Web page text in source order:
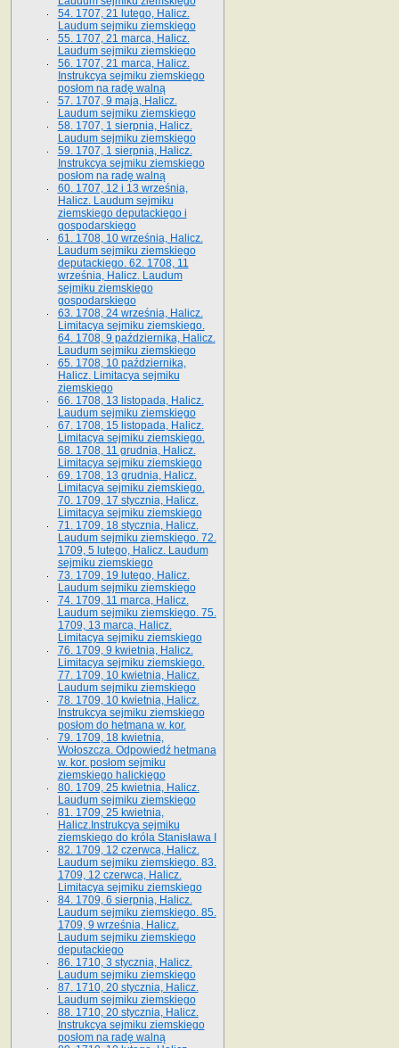
54. 1707, 21 lutego, Halicz.
Laudum sejmiku ziemskiego
55. 1707, 21 marca, Halicz.
Laudum sejmiku ziemskiego
56. 1707, 21 marca, Halicz.
Instrukcya sejmiku ziemskiego
posłom na radę walną
57. 1707, 9 maja, Halicz.
Laudum sejmiku ziemskiego
58. 1707, 1 sierpnia, Halicz.
Laudum sejmiku ziemskiego
59. 1707, 1 sierpnia, Halicz.
Instrukcya sejmiku ziemskiego
posłom na radę walną
60. 1707, 12 i 13 września,
Halicz. Laudum sejmiku
ziemskiego deputackiego i
gospodarskiego
61. 1708, 10 września, Halicz.
Laudum sejmiku ziemskiego
deputackiego. 62. 1708, 11
września, Halicz. Laudum
sejmiku ziemskiego
gospodarskiego
63. 1708, 24 września, Halicz.
Limitacya sejmiku ziemskiego.
64. 1708, 9 października, Halicz.
Laudum sejmiku ziemskiego
65­. 1708, 10 października,
Halicz. Limitacya sejmiku
ziemskiego
66. 1708, 13 listopada, Halicz.
Laudum sejmiku ziemskiego
67. 1708, 15 listopada, Halicz.
Limitacya sejmiku ziemskiego.
68. 1708, 11 grudnia, Halicz.
Limitacya sejmiku ziemskiego
69. 1708, 13 grudnia, Halicz.
Limitacya sejmiku ziemskiego.
70. 1709, 17 stycznia, Halicz.
Limitacya sejmiku ziemskiego
71. 1709, 18 stycznia, Halicz.
Laudum sejmiku ziemskiego. 72.
1709, 5 lutego, Halicz. Laudum
sejmiku ziemskiego
73. 1709, 19 lutego, Halicz.
Laudum sejmiku ziemskiego
74. 1709, 11 marca, Halicz.
Laudum sejmiku ziemskiego. 75.
1709, 13 marca, Halicz.
Limitacya sejmiku ziemskiego
76. 1709, 9 kwietnia, Halicz.
Limitacya sejmiku ziemskiego.
77. 1709, 10 kwietnia, Halicz.
Laudum sejmiku ziemskiego
78. 1709, 10 kwietnia, Halicz.
Instrukcya sejmiku ziemskiego
posłom do hetmana w. kor.
79. 1709, 18 kwietnia,
Wołoszcza. Odpowiedź hetmana
w. kor. posłom sejmiku
ziemskiego halickiego
80. 1709, 25 kwietnia, Halicz.
Laudum sejmiku ziemskiego
81. 1709, 25 kwietnia,
Halicz.Instrukcya sejmiku
ziemskiego do króla Stanisława I
82. 1709, 12 czerwca, Halicz.
Laudum sejmiku ziemskiego. 83.
1709, 12 czerwca, Halicz.
Limitacya sejmiku ziemskiego
84. 1709, 6 sierpnia, Halicz.
Laudum sejmiku ziemskiego. 85.
1709, 9 września, Halicz.
Laudum sejmiku ziemskiego
deputackiego
86. 1710, 3 stycznia, Halicz.
Laudum sejmiku ziemskiego
87. 1710, 20 stycznia, Halicz.
Laudum sejmiku ziemskiego
88. 1710, 20 stycznia, Halicz.
Instrukcya sejmiku ziemskiego
posłom na radę walną